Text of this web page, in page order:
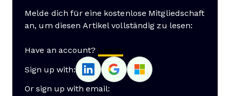
Melde dich für eine kostenlose Mitgliedschaft
an, um diesen Artikel vollständig zu lesen:
Have an account? Log In
Sign up with:
Or sign up with email: